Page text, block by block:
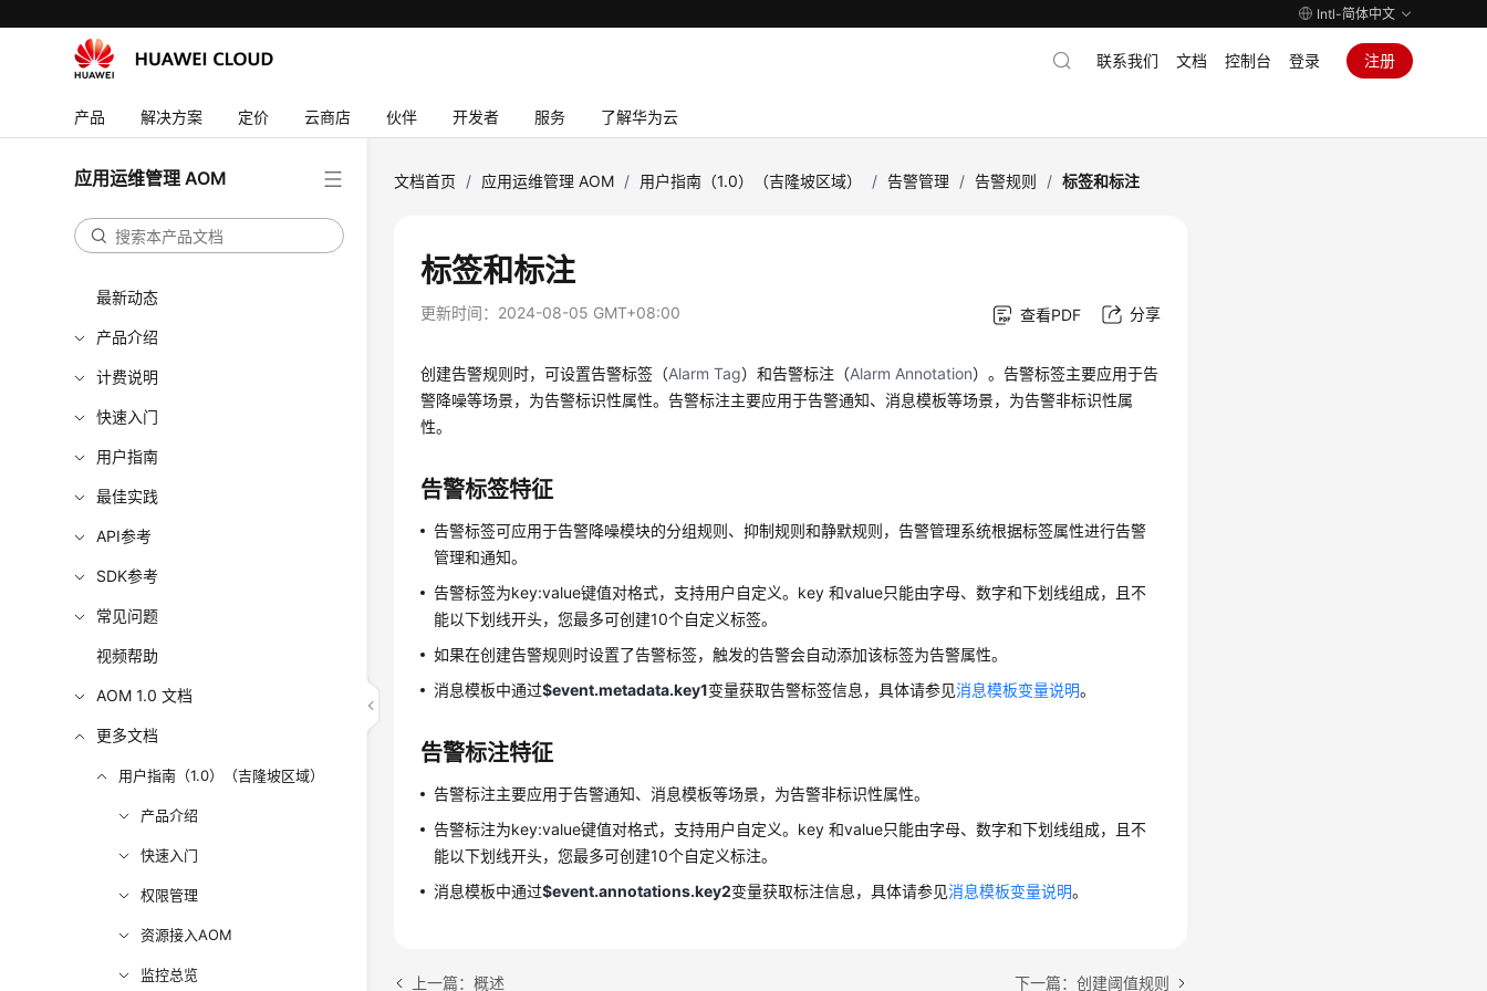
Intl-简体中文
产品 解决方案 定价 云商店 伙伴 开发者 服务 了解华为云
联系我们 文档 控制台 登录 注册
应用运维管理 AOM
最新动态
产品介绍
计费说明
快速入门
用户指南
最佳实践
API参考
SDK参考
常见问题
视频帮助
AOM 1.0 文档
更多文档
用户指南（1.0）（吉隆坡区域）
产品介绍
快速入门
权限管理
资源接入AOM
监控总览
文档首页 / 应用运维管理 AOM / 用户指南（1.0）（吉隆坡区域） / 告警管理 / 告警规则 / 标签和标注
标签和标注
更新时间： 2024-08-05 GMT+08:00 查看PDF 分享
创建告警规则时，可设置告警标签（Alarm Tag）和告警标注（Alarm Annotation）。告警标签主要应用于告
警降噪等场景，为告警标识性属性。告警标注主要应用于告警通知、消息模板等场景，为告警非标识性属
性。
告警标签特征
告警标签可应用于告警降噪模块的分组规则、抑制规则和静默规则，告警管理系统根据标签属性进行告警
管理和通知。
告警标签为key:value键值对格式，支持用户自定义。key 和value只能由字母、数字和下划线组成，且不
能以下划线开头，您最多可创建10个自定义标签。
如果在创建告警规则时设置了告警标签，触发的告警会自动添加该标签为告警属性。
消息模板中通过$event.metadata.key1变量获取告警标签信息，具体请参见消息模板变量说明。
告警标注特征
告警标注主要应用于告警通知、消息模板等场景，为告警非标识性属性。
告警标注为key:value键值对格式，支持用户自定义。key 和value只能由字母、数字和下划线组成，且不
能以下划线开头，您最多可创建10个自定义标注。
消息模板中通过$event.annotations.key2变量获取标注信息，具体请参见消息模板变量说明。
上一篇：概述 下一篇：创建阈值规则